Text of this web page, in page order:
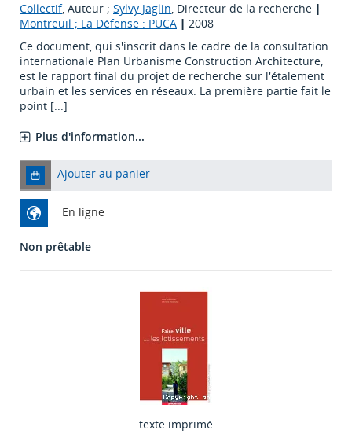
Collectif, Auteur ; Sylvy Jaglin, Directeur de la recherche |
Montreuil ; La Défense : PUCA | 2008
Ce document, qui s'inscrit dans le cadre de la consultation
internationale Plan Urbanisme Construction Architecture,
est le rapport final du projet de recherche sur l'étalement
urbain et les services en réseaux. La première partie fait le
point [...]
Plus d'information...
Ajouter au panier
En ligne
Non prêtable
texte imprimé